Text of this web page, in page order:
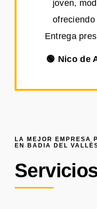
joven,
Entrega
🟢 Nico de
LA MEJOR EMPRESA
EN BADIA DEL